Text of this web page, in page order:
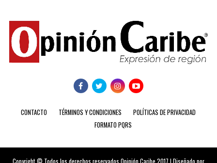
CONTACTO TÉRMINOS Y CONDICIONES
POLÍTICAS DE PRIVACIDAD
FORMATO PQRS